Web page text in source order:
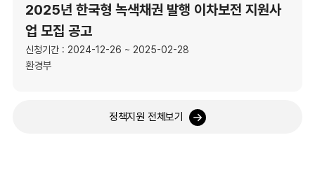
2025년 한국형 녹색채권 발행 이차보전 지원사
업 모집 공고
신청기간 : 2024-12-26 ~ 2025-02-28
환경부
정책지원 전체보기